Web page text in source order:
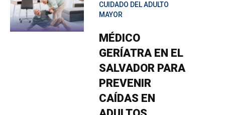
CUIDADO DEL ADULTO
MAYOR
MÉDICO
GERÍATRA EN EL
SALVADOR PARA
PREVENIR
CAÍDAS EN